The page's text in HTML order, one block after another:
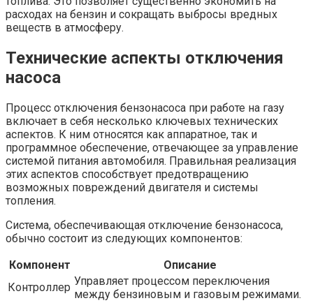
расходах на бензин и сокращать выбросы вредных
веществ в атмосферу.
Технические аспекты отключения
насоса
Процесс отключения бензонасоса при работе на газу
включает в себя несколько ключевых технических
аспектов. К ним относятся как аппаратное, так и
программное обеспечение, отвечающее за управление
системой питания автомобиля. Правильная реализация
этих аспектов способствует предотвращению
возможных повреждений двигателя и системы
топления.
Система, обеспечивающая отключение бензонасоса,
обычно состоит из следующих компонентов:
Компонент
Описание
Контроллер Управляет процессом переключения
между бензиновым и газовым режимами.